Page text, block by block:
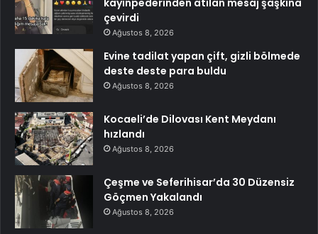
kayınpederinden atılan mesaj şaşkına
çevirdi
Ağustos 8, 2026
Evine tadilat yapan çift, gizli bölmede
deste deste para buldu
Ağustos 8, 2026
Kocaeli’de Dilovası Kent Meydanı
hızlandı
Ağustos 8, 2026
Çeşme ve Seferihisar’da 30 Düzensiz
Göçmen Yakalandı
Ağustos 8, 2026